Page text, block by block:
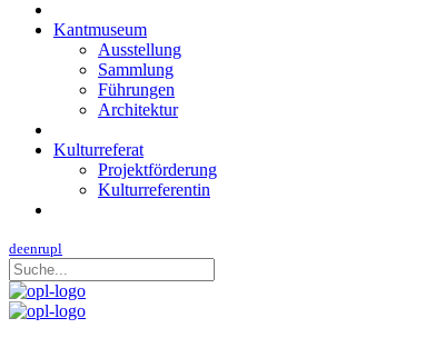
Kantmuseum
Ausstellung
Sammlung
Führungen
Architektur
Kulturreferat
Projektförderung
Kulturreferentin
deenrupl